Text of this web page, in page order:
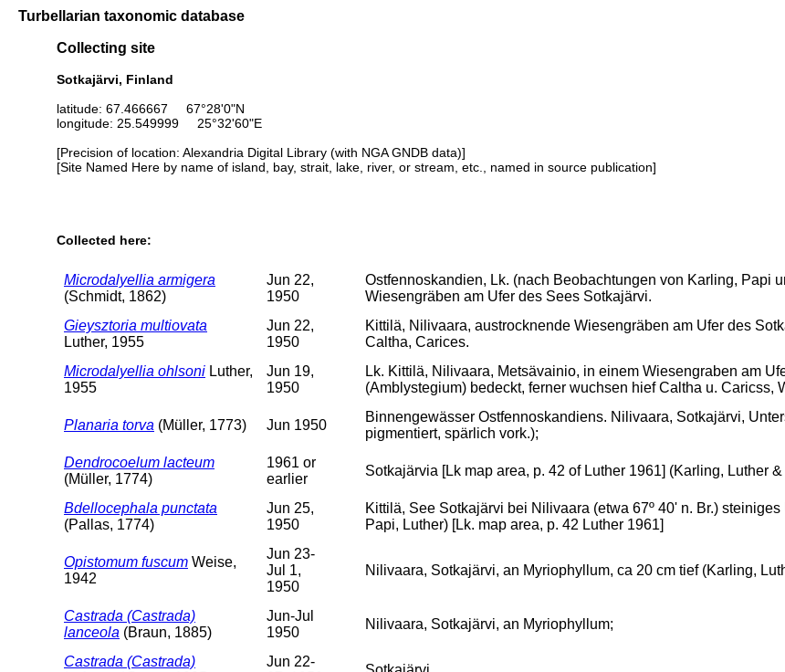
Turbellarian taxonomic database
Collecting site
Sotkajärvi, Finland
latitude: 67.466667 67°28'0"N
longitude: 25.549999 25°32'60"E
[Precision of location: Alexandria Digital Library (with NGA GNDB data)]
[Site Named Here by name of island, bay, strait, lake, river, or stream, etc., named in source publication]
Collected here:
Microdalyellia armigera
(Schmidt, 1862)
Jun 22,
1950
Ostfennoskandien, Lk. (nach Beobachtungen von Karling, Papi
Wiesengräben am Ufer des Sees Sotkajärvi.
Gieysztoria multiovata
Luther, 1955
Jun 22,
1950
Kittilä, Nilivaara, austrocknende Wiesengräben am Ufer des
Caltha, Carices.
Microdalyellia ohlsoni Luther,
1955
Jun 19,
1950
Lk. Kittilä, Nilivaara, Metsävainio, in einem Wiesengraben am
(Amblystegium) bedeckt, ferner wuchsen hief Caltha u. Caricss,
Planaria torva (Müller, 1773) Jun 1950
Binnengewässer Ostfennoskandiens. Nilivaara, Sotkajärvi,
pigmentiert, spärlich vork.);
Dendrocoelum lacteum
(Müller, 1774)
1961 or
earlier
Sotkajärvia [Lk map area, p. 42 of Luther 1961] (Karling, Luther
Bdellocephala punctata
(Pallas, 1774)
Jun 25,
1950
Kittilä, See Sotkajärvi bei Nilivaara (etwa 67º 40' n. Br.)
Papi, Luther) [Lk. map area, p. 42 Luther 1961]
Opistomum fuscum Weise,
1942
Jun 23-
Jul 1,
1950
Nilivaara, Sotkajärvi, an Myriophyllum, ca 20 cm tief (Karling,
Castrada (Castrada)
lanceola (Braun, 1885)
Jun-Jul
1950
Nilivaara, Sotkajärvi, an Myriophyllum;
Castrada (Castrada)
Jun 22-